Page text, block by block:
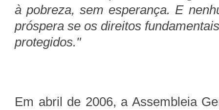
à pobreza, sem esperança. E
próspera se os direitos
protegidos."
Em abril de 2006, a Assembleia